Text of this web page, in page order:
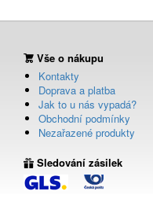
Vše o nákupu
Kontakty
Doprava a platba
Jak to u nás vypadá?
Obchodní podmínky
Nezařazené produkty
Sledování zásilek